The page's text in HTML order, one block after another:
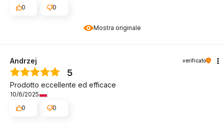
Mostra originale
0
0
Andrzej verificato
5
Prodotto eccellente ed efficace
10/6/2025
0
0